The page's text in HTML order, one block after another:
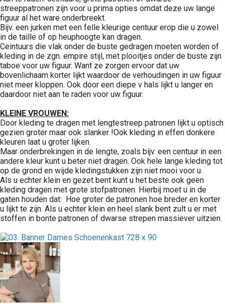
streeppatronen zijn voor u prima opties omdat deze uw lange
figuur al het ware onderbreekt.
Bijv. een jurken met een felle kleurige centuur erop die u zowel
in de taille of op heuphoogte kan dragen.
Ceintuurs die vlak onder de buste gedragen moeten worden of
kleding in de zgn. empire stijl, met plooitjes onder de buste zijn
taboe voor uw figuur. Want ze zorgen ervoor dat uw
bovenlichaam korter lijkt waardoor de verhoudingen in uw figuur
niet meer kloppen. Ook door een diepe v hals lijkt u langer en
daardoor niet aan te raden voor uw figuur.
KLEINE VROUWEN:
Door kleding te dragen met lengtestreep patronen lijkt u optisch
gezien groter maar ook slanker !Ook kleding in effen donkere
kleuren laat u groter lijken.
Maar onderbrekingen in de lengte, zoals bijv. een centuur in een
andere kleur kunt u beter niet dragen. Ook hele lange kleding tot
op de grond en wijde kledingstukken zijn niet mooi voor u.
Als u echter klein en gezet bent kunt u het beste ook geen
kleding dragen met grote stofpatronen. Hierbij moet u in de
gaten houden dat: Hoe groter de patronen hoe breder en korter
u lijkt te zijn. Als u echter klein en heel slank bent zult u er met
stoffen in bonte patronen of dwarse strepen massiever uitzien.